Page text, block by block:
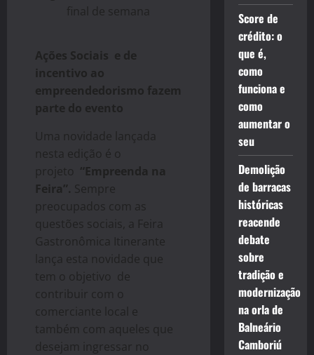
final de semana
Ações Sociais e de
incentivo ao
empreendedorismo fazem
parte do evento
Uma novidade lançada
nesta edição é o
projeto “Empreenda na
Feira”. Sempre
preocupados com as
questões sociais, a Feira
Gastronômica Itinerante
lança esta novidade que
tem o objetivo de
contribuir com o
comerciante local e
também com aqueles que
desejam ingressar no
Score de
crédito: o
que é,
como
funciona e
como
aumentar o
seu
Demolição
de barracas
históricas
reacende
debate
sobre
tradição e
modernização
na orla de
Balneário
Camboriú